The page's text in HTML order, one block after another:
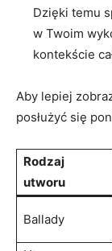
Dzięki temu
w Twoim
kontekście
Aby lepiej
posłużyć się
Rodzaj
utworu
Ballady